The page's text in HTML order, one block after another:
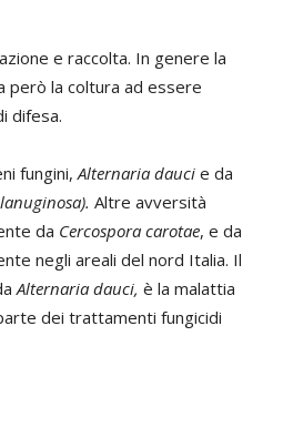
e raccolta. In genere la
però la coltura ad essere
difesa.
fungini,Alternaria dauci e da
Altre avversità
da Cercospora carotae, e da
negli areali del nord Italia. Il
Alternaria dauci, è la malattia
dei trattamenti fungicidi